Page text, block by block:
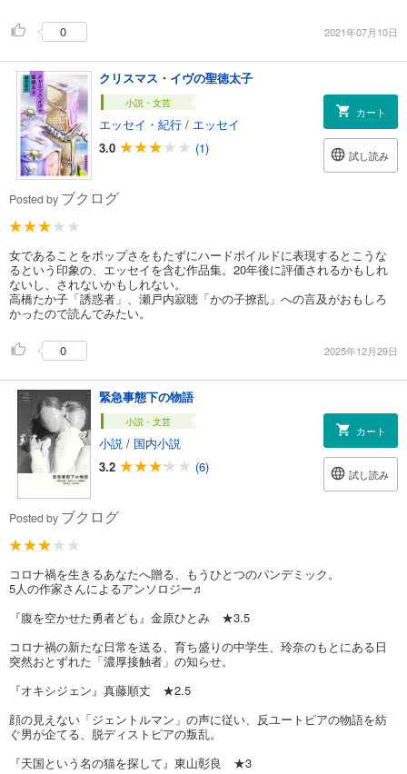
0 2021年07月10日
クリスマス・イヴの聖徳太子
小説・文芸
エッセイ・紀行 / エッセイ
3.0
(1)
カート
試し読み
Posted by ブクログ
女であることをポップさをもたずにハードボイルドに表現するとこうな
るという印象の、エッセイを含む作品集。20年後に評価されるかもしれ
ないし、されないかもしれない。
高橋たか子「誘惑者」、瀬戸内寂聴「かの子撩乱」への言及がおもしろ
かったので読んでみたい。
0 2025年12月29日
緊急事態下の物語
小説・文芸
小説 / 国内小説
3.2
(6)
カート
試し読み
Posted by ブクログ
コロナ禍を生きるあなたへ贈る、もうひとつのパンデミック。
5人の作家さんによるアンソロジー♬
『腹を空かせた勇者ども』金原ひとみ ★3.5
コロナ禍の新たな日常を送る、育ち盛りの中学生、玲奈のもとにある日
突然おとずれた「濃厚接触者」の知らせ。
『オキシジェン』真藤順丈 ★2.5
顔の見えない「ジェントルマン」の声に従い、反ユートピアの物語を紡
ぐ男が企てる、脱ディストピアの叛乱。
『天国という名の猫を探して』東山彰良 ★3